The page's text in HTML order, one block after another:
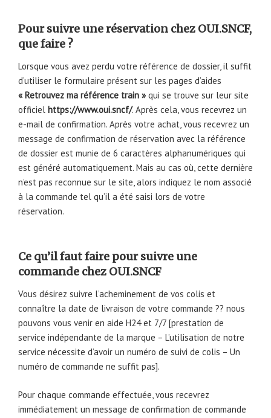
Pour suivre une réservation chez OUI.SNCF,
que faire ?
Lorsque vous avez perdu votre référence de dossier, il suffit
d’utiliser le formulaire présent sur les pages d’aides
« Retrouvez ma référence train » qui se trouve sur leur site
officiel https://www.oui.sncf/. Après cela, vous recevrez un
e-mail de confirmation. Après votre achat, vous recevrez un
message de confirmation de réservation avec la référence
de dossier est munie de 6 caractères alphanumériques qui
est généré automatiquement. Mais au cas où, cette dernière
n’est pas reconnue sur le site, alors indiquez le nom associé
à la commande tel qu’il a été saisi lors de votre
réservation.
Ce qu’il faut faire pour suivre une
commande chez OUI.SNCF
Vous désirez suivre l’acheminement de vos colis et
connaître la date de livraison de votre commande ?? nous
pouvons vous venir en aide H24 et 7/7 [prestation de
service indépendante de la marque – L’utilisation de notre
service nécessite d’avoir un numéro de suivi de colis – Un
numéro de commande ne suffit pas].
Pour chaque commande effectuée, vous recevrez
immédiatement un message de confirmation de commande